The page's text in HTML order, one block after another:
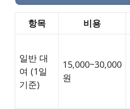
항목 비용
일반 대
여 (1일
기준)
15,000~30,000
원